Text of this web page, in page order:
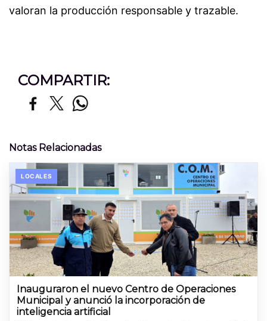
valoran la producción responsable y trazable.
COMPARTIR:
Notas Relacionadas
LOCALES
Inauguraron el nuevo Centro de Operaciones
Municipal y anunció la incorporación de
inteligencia artificial